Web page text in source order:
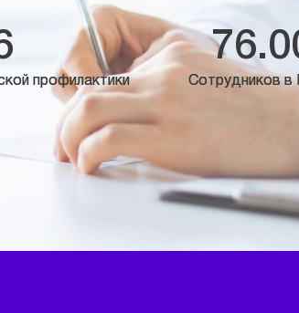
профилактики Сотрудников в